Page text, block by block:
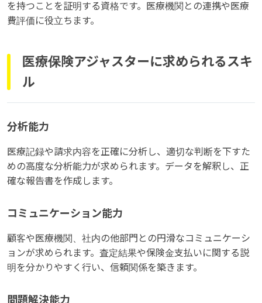
を持つことを証明する資格です。医療機関との連携や医療
費評価に役立ちます。
医療保険アジャスターに求められるスキ
ル
分析能力
医療記録や請求内容を正確に分析し、適切な判断を下すた
めの高度な分析能力が求められます。データを解釈し、正
確な報告書を作成します。
コミュニケーション能力
顧客や医療機関、社内の他部門との円滑なコミュニケーシ
ョンが求められます。査定結果や保険金支払いに関する説
明を分かりやすく行い、信頼関係を築きます。
問題解決能力